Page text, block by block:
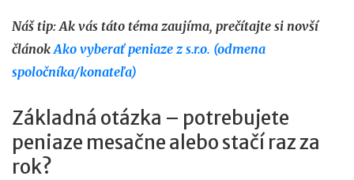
Náš tip: Ak vás táto téma zaujíma, prečítajte si novší
článok Ako vyberať peniaze z s.r.o. (odmena
spoločníka/konateľa)
Základná otázka – potrebujete
peniaze mesačne alebo stačí raz za
rok?